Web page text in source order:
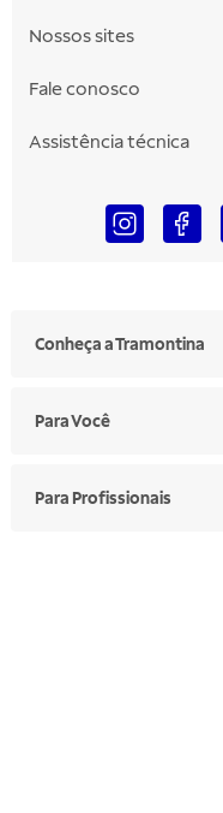
Nossos sites
Fale conosco
Assistência técnica
Conheça a Tramontina
Para Você
Para Profissionais